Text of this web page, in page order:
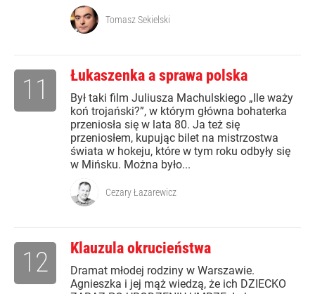
Tomasz Sekielski
Łukaszenka a sprawa polska
Był taki film Juliusza Machulskiego „Ile waży
koń trojański?”, w którym główna bohaterka
przeniosła się w lata 80. Ja też się
przeniosłem, kupując bilet na mistrzostwa
świata w hokeju, które w tym roku odbyły się
w Mińsku. Można było...
11
Cezary Łazarewicz
Klauzula okrucieństwa
Dramat młodej rodziny w Warszawie.
Agnieszka i jej mąż wiedzą, że ich DZIECKO
12